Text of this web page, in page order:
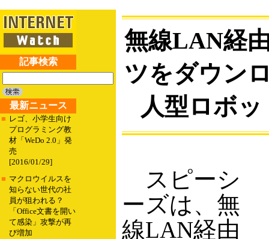
記事検索
最新ニュース
■ レゴ、小学生向け
プログラミング教
材「WeDo 2.0」発
売
[2016/01/29]
■ マクロウイルスを
知らない世代の社
員が狙われる？
「Office文書を開い
て感染」攻撃が再
び増加
無線LAN経
ツをダウン
人型ロボ
スピーシ
ーズは、無
線LAN経由